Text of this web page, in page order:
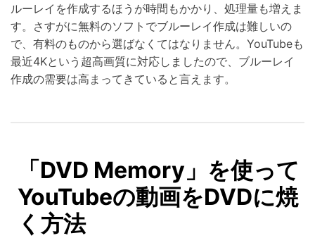
ルーレイを作成するほうが時間もかかり、処理量も増えま
す。さすがに無料のソフトでブルーレイ作成は難しいの
で、有料のものから選ばなくてはなりません。YouTubeも
最近4Kという超高画質に対応しましたので、ブルーレイ
作成の需要は高まってきていると言えます。
「DVD Memory」を使って
YouTubeの動画をDVDに焼
く方法